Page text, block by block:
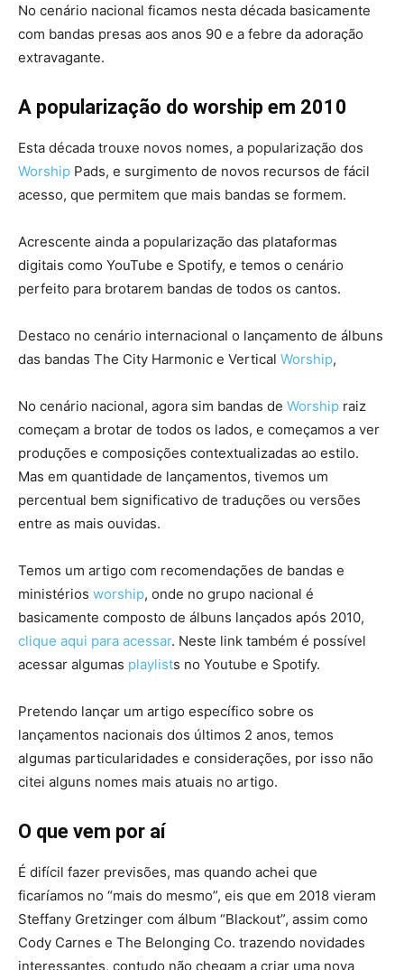
No cenário nacional ficamos nesta década basicamente
com bandas presas aos anos 90 e a febre da adoração
extravagante.
A popularização do worship em 2010
Esta década trouxe novos nomes, a popularização dos
Worship Pads, e surgimento de novos recursos de fácil
acesso, que permitem que mais bandas se formem.
Acrescente ainda a popularização das plataformas
digitais como YouTube e Spotify, e temos o cenário
perfeito para brotarem bandas de todos os cantos.
Destaco no cenário internacional o lançamento de álbuns
das bandas The City Harmonic e Vertical Worship,
No cenário nacional, agora sim bandas de Worship raiz
começam a brotar de todos os lados, e começamos a ver
produções e composições contextualizadas ao estilo.
Mas em quantidade de lançamentos, tivemos um
percentual bem significativo de traduções ou versões
entre as mais ouvidas.
Temos um artigo com recomendações de bandas e
ministérios worship, onde no grupo nacional é
basicamente composto de álbuns lançados após 2010,
clique aqui para acessar. Neste link também é possível
acessar algumas playlists no Youtube e Spotify.
Pretendo lançar um artigo específico sobre os
lançamentos nacionais dos últimos 2 anos, temos
algumas particularidades e considerações, por isso não
citei alguns nomes mais atuais no artigo.
O que vem por aí
É difícil fazer previsões, mas quando achei que
ficaríamos no “mais do mesmo”, eis que em 2018 vieram
Steffany Gretzinger com álbum “Blackout”, assim como
Cody Carnes e The Belonging Co. trazendo novidades
interessantes, contudo não chegam a criar uma nova